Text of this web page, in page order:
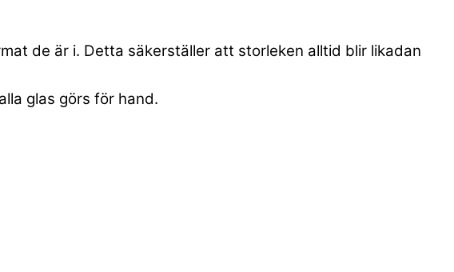
de är i. Detta säkerställer att storleken alltid blir likadan
glas görs för hand.